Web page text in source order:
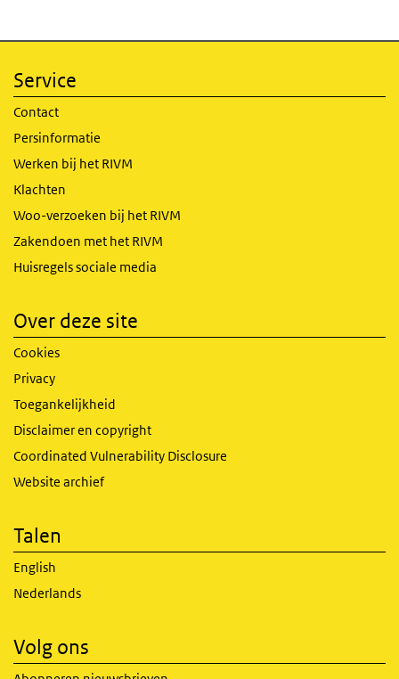
Service
Contact
Persinformatie
Werken bij het RIVM
Klachten
Woo-verzoeken bij het RIVM
Zakendoen met het RIVM
Huisregels sociale media
Over deze site
Cookies
Privacy
Toegankelijkheid
Disclaimer en copyright
Coordinated Vulnerability Disclosure
Website archief
Talen
English
Nederlands
Volg ons